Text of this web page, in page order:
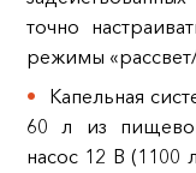
точно
режимы «рассвет/
Капельная
60 л из
насос 12 В (1100